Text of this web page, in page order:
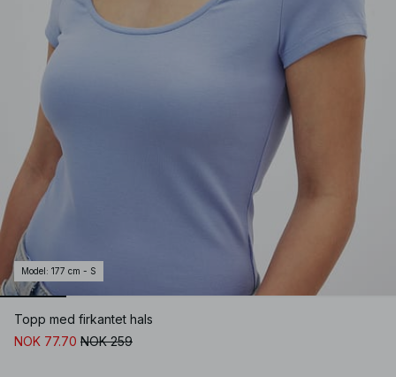
Model : 177 cm - S
Topp med firkantet hals
NOK 77.70 NOK 259